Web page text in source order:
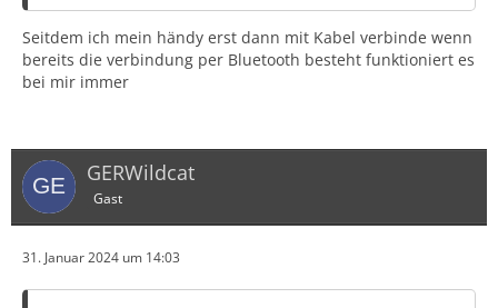
Seitdem ich mein händy erst dann mit Kabel verbinde wenn
bereits die verbindung per Bluetooth besteht funktioniert es
bei mir immer
GERWildcat
Gast
31. Januar 2024 um 14:03